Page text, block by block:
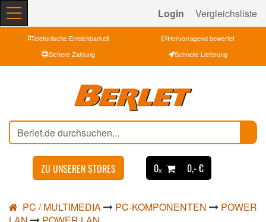
Login Vergleichsliste
Telefonische Erreichbarkeit
Hervorragend bewertet
Sichere Zahlung
Schnelle Lieferung
ZU UNSEREN STORES 0ₓ 0,- €
PC / MULTIMEDIA PC-KOMPONENTEN
POWER